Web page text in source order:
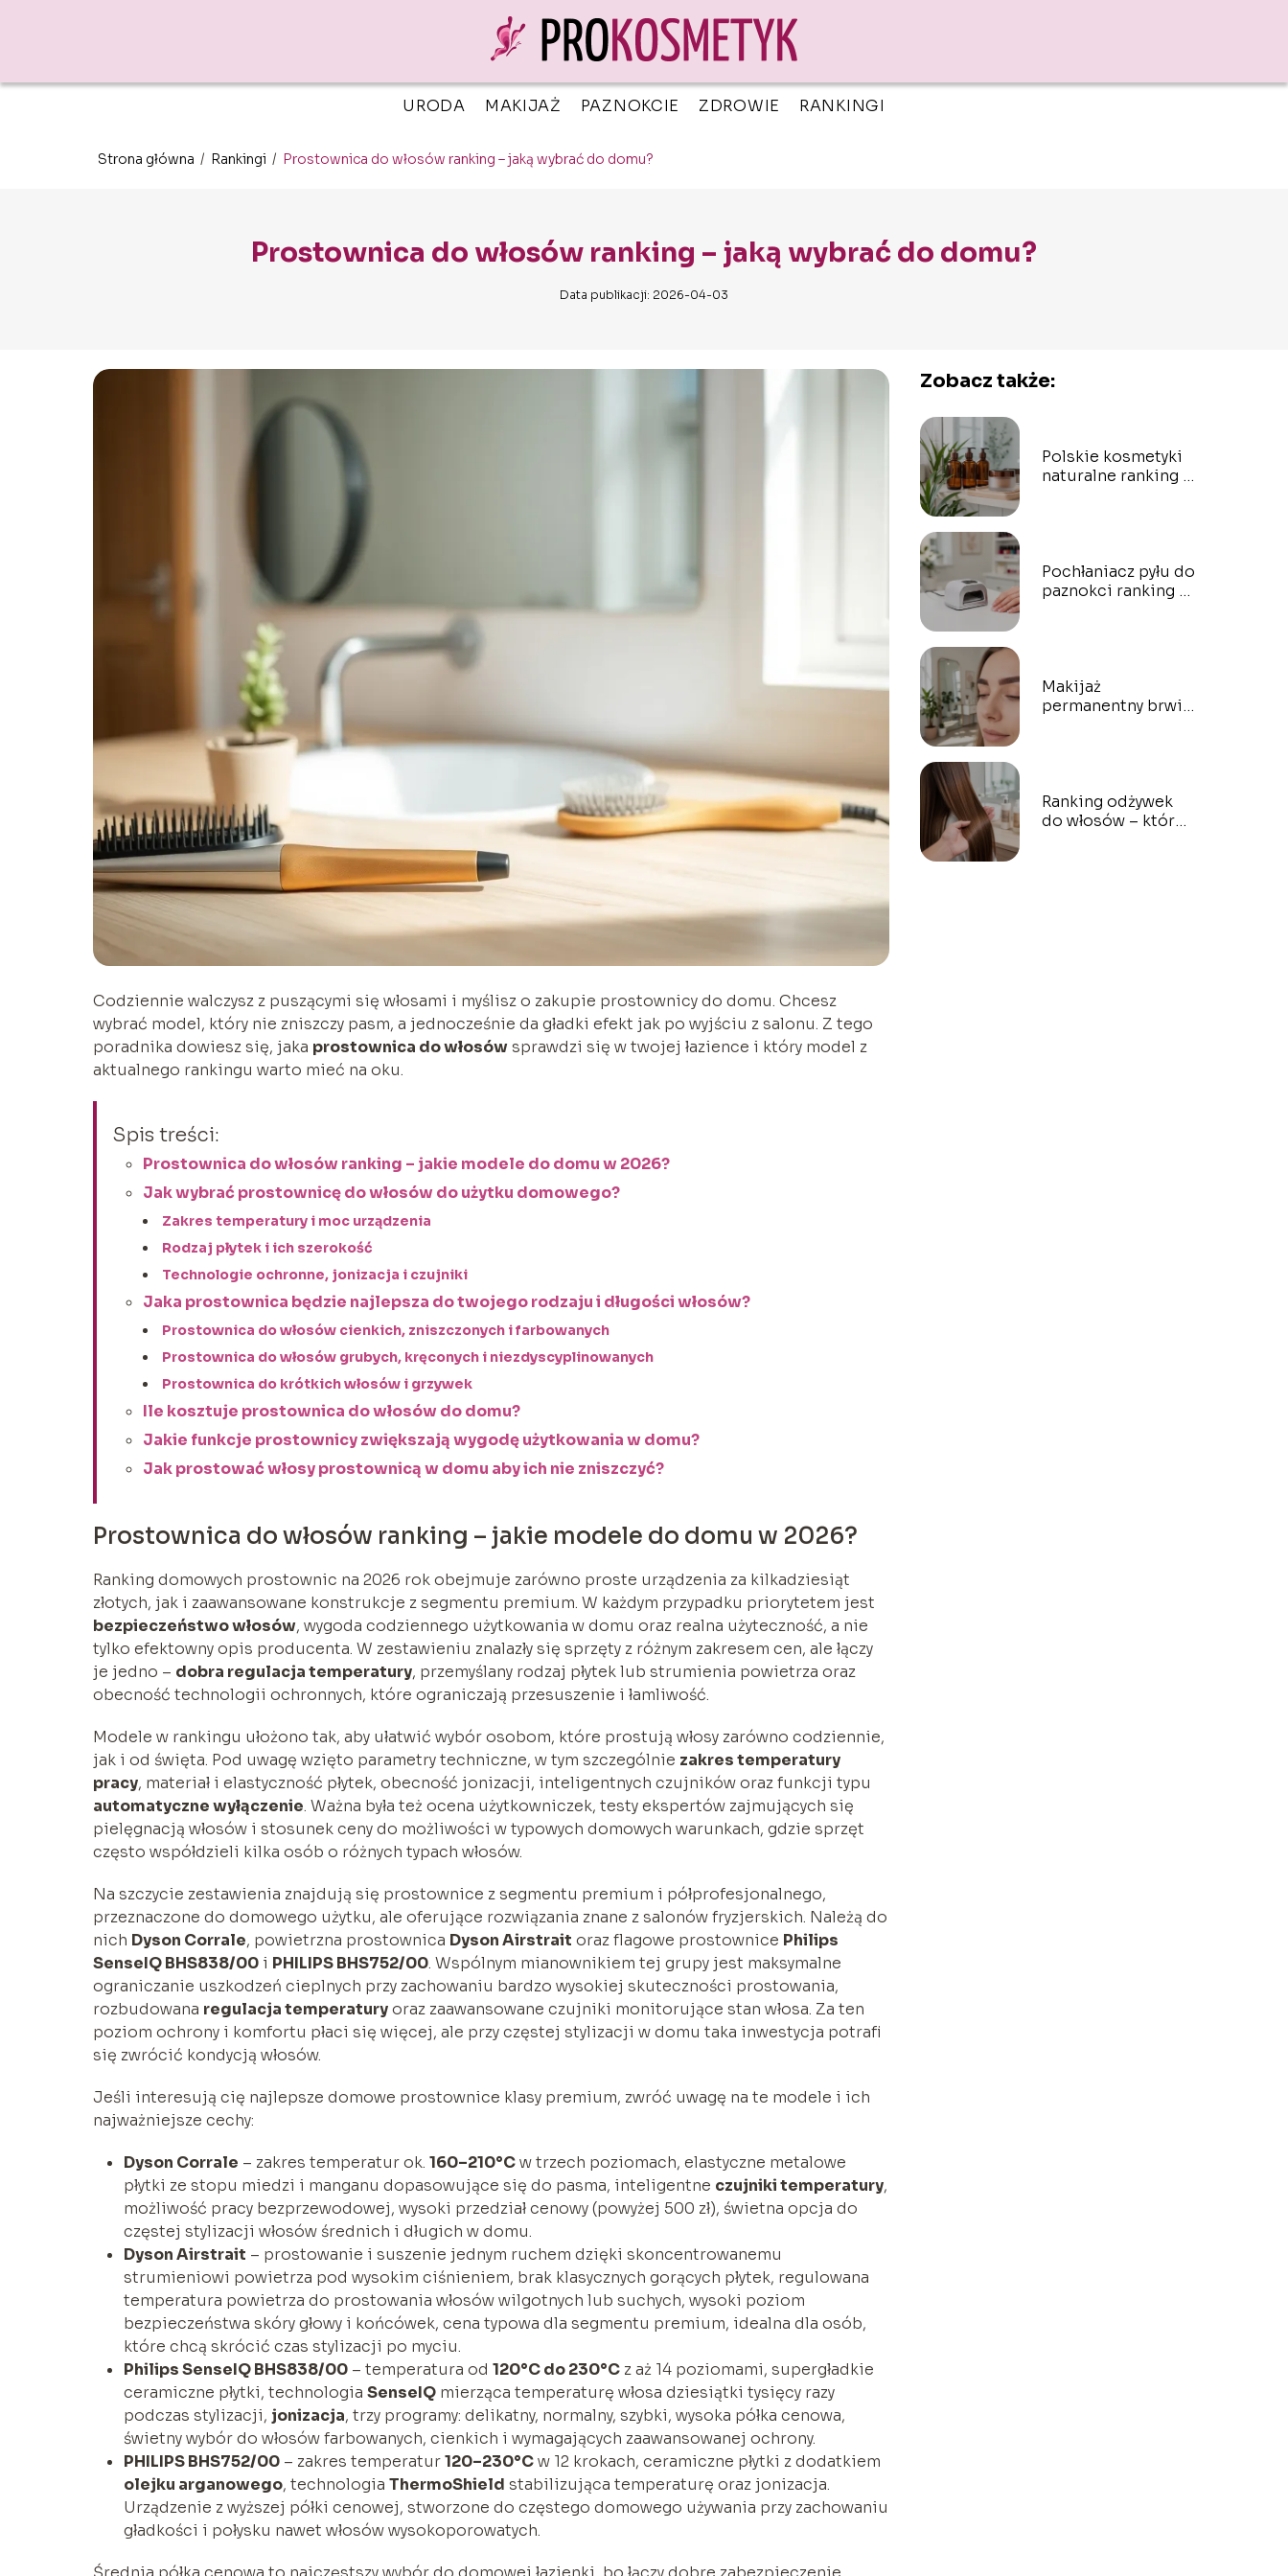
URODA MAKIJAŻ PAZNOKCIE ZDROWIE RANKINGI
Strona główna / Rankingi / Prostownica do włosów ranking – jaką wybrać do domu?
Prostownica do włosów ranking – jaką wybrać do domu?
Data publikacji: 2026-04-03
Codziennie walczysz z puszącymi się włosami i myślisz o zakupie prostownicy do domu. Chcesz
wybrać model, który nie zniszczy pasm, a jednocześnie da gładki efekt jak po wyjściu z salonu. Z tego
poradnika dowiesz się, jaka prostownica do włosówsprawdzi się w twojej łazience i który model z
aktualnego rankingu warto mieć na oku.
Spis treści:
Prostownica do włosów ranking – jakie modele do domu w 2026?
Jak wybrać prostownicę do włosów do użytku domowego?
Zakres temperatury i moc urządzenia
Rodzaj płytek i ich szerokość
Technologie ochronne, jonizacja i czujniki
Jaka prostownica będzie najlepsza do twojego rodzaju i długości włosów?
Prostownica do włosów cienkich, zniszczonych i farbowanych
Prostownica do włosów grubych, kręconych i niezdyscyplinowanych
Prostownica do krótkich włosów i grzywek
Ile kosztuje prostownica do włosów do domu?
Jakie funkcje prostownicy zwiększają wygodę użytkowania w domu?
Jak prostować włosy prostownicą w domu aby ich nie zniszczyć?
Prostownica do włosów ranking – jakie modele do domu w 2026?
Ranking domowych prostownic na 2026 rok obejmuje zarówno proste urządzenia za kilkadziesiąt
złotych, jak i zaawansowane konstrukcje z segmentu premium. W każdym przypadku priorytetem jest
bezpieczeństwo włosów, wygoda codziennego użytkowania w domu oraz realna użyteczność, a nie
tylko efektowny opis producenta. W zestawieniu znalazły się sprzęty z różnym zakresem cen, ale łączy
je jedno – dobra regulacja temperatury, przemyślany rodzaj płytek lub strumienia powietrza oraz
obecność technologii ochronnych, które ograniczają przesuszenie i łamliwość.
Modele w rankingu ułożono tak, aby ułatwić wybór osobom, które prostują włosy zarówno codziennie,
jak i od święta. Pod uwagę wzięto parametry techniczne, w tym szczególnie zakres temperatury
pracy, materiał i elastyczność płytek, obecność jonizacji, inteligentnych czujników oraz funkcji typu
automatyczne wyłączenie. Ważna była też ocena użytkowniczek, testy ekspertów zajmujących się
pielęgnacją włosów i stosunek ceny do możliwości w typowych domowych warunkach, gdzie sprzęt
często współdzieli kilka osób o różnych typach włosów.
Na szczycie zestawienia znajdują się prostownice z segmentu premium i półprofesjonalnego,
przeznaczone do domowego użytku, ale oferujące rozwiązania znane z salonów fryzjerskich. Należą do
nich Dyson Corrale, powietrzna prostownica Dyson Airstrait oraz flagowe prostownice Philips
SenseIQ BHS838/00 i PHILIPS BHS752/00. Wspólnym mianownikiem tej grupy jest maksymalne
ograniczanie uszkodzeń cieplnych przy zachowaniu bardzo wysokiej skuteczności prostowania,
rozbudowana regulacja temperaturyoraz zaawansowane czujniki monitorujące stan włosa. Za ten
poziom ochrony i komfortu płaci się więcej, ale przy częstej stylizacji w domu taka inwestycja potrafi
się zwrócić kondycją włosów.
Jeśli interesują cię najlepsze domowe prostownice klasy premium, zwróć uwagę na te modele i ich
najważniejsze cechy:
Dyson Corrale – zakres temperatur ok. 160–210°Cw trzech poziomach, elastyczne metalowe
płytki ze stopu miedzi i manganu dopasowujące się do pasma, inteligentne czujniki temperatury,
możliwość pracy bezprzewodowej, wysoki przedział cenowy (powyżej 500 zł), świetna opcja do
częstej stylizacji włosów średnich i długich w domu.
Dyson Airstrait – prostowanie i suszenie jednym ruchem dzięki skoncentrowanemu
strumieniowi powietrza pod wysokim ciśnieniem, brak klasycznych gorących płytek, regulowana
temperatura powietrza do prostowania włosów wilgotnych lub suchych, wysoki poziom
bezpieczeństwa skóry głowy i końcówek, cena typowa dla segmentu premium, idealna dla osób,
które chcą skrócić czas stylizacji po myciu.
Philips SenseIQ BHS838/00 – temperatura od 120°C do 230°C z aż 14 poziomami, supergładkie
ceramiczne płytki, technologia SenseIQ mierząca temperaturę włosa dziesiątki tysięcy razy
podczas stylizacji, jonizacja, trzy programy: delikatny, normalny, szybki, wysoka półka cenowa,
świetny wybór do włosów farbowanych, cienkich i wymagających zaawansowanej ochrony.
PHILIPS BHS752/00 – zakres temperatur120–230°Cw 12 krokach, ceramiczne płytki z dodatkiem
olejku arganowego, technologia ThermoShield stabilizująca temperaturę oraz jonizacja.
Urządzenie z wyższej półki cenowej, stworzone do częstego domowego używania przy zachowaniu
gładkości i połysku nawet włosów wysokoporowatych.
Zobacz także:
Polskie kosmetyki
naturalne ranking –
Pochłaniacz pyłu do
paznokci ranking –
Makijaż
permanentny brwi
Ranking odżywek
do włosów – które